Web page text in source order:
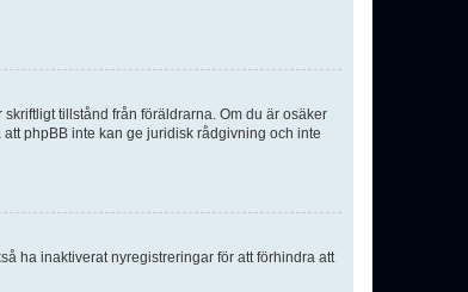
tillstånd från föräldrarna. Om du är osäker
phpBB inte kan ge juridisk rådgivning och inte
ha inaktiverat nyregistreringar för att förhindra att